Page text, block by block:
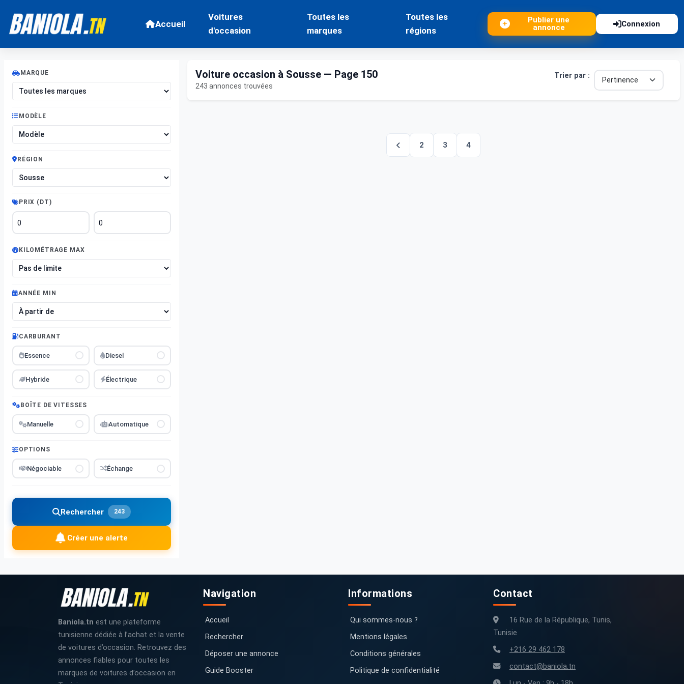
Accueil
Voitures
d'occasion
Toutes les
marques
Toutes les
régions
Publier une
annonce
Connexion
MARQUE
MODÈLE
RÉGION
PRIX (DT)
KILOMÉTRAGE MAX
ANNÉE MIN
CARBURANT
Essence Diesel
Hybride Électrique
BOÎTE DE VITESSES
Manuelle Automatique
OPTIONS
Négociable Échange
Rechercher 243
Créer une alerte
Voiture occasion à Sousse — Page 150
243 annonces trouvées
Trier par :
2 3 4
Baniola.tn est une plateforme
tunisienne dédiée à l’achat et la vente
de voitures d’occasion. Retrouvez des
annonces fiables pour toutes les
marques de voitures d’occasion en
Navigation
Accueil
Rechercher
Déposer une annonce
Guide Booster
Informations
Qui sommes-nous ?
Mentions légales
Conditions générales
Politique de confidentialité
Contact
16 Rue de la République, Tunis,
Tunisie
+216 29 462 178
contact@baniola.tn